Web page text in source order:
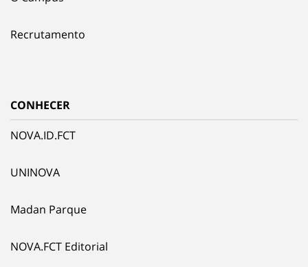
Recrutamento
CONHECER
NOVA.ID.FCT
UNINOVA
Madan Parque
NOVA.FCT Editorial